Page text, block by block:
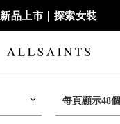
新品上市｜探索女裝
每頁顯示48個